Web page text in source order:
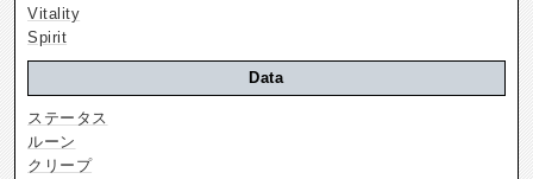
Vitality
Spirit
Data
ステータス
ルーン
クリープ